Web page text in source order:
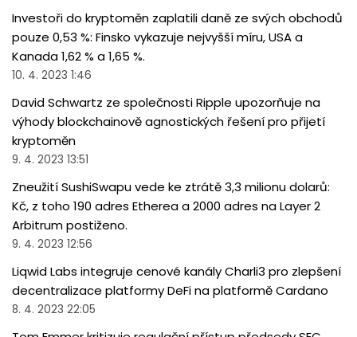
Investoři do kryptoměn zaplatili daně ze svých obchodů
pouze 0,53 %: Finsko vykazuje nejvyšší míru, USA a
Kanada 1,62 % a 1,65 %.
10. 4. 2023 1:46
David Schwartz ze společnosti Ripple upozorňuje na
výhody blockchainově agnostických řešení pro přijetí
kryptoměn
9. 4. 2023 13:51
Zneužití SushiSwapu vede ke ztrátě 3,3 milionu dolarů:
Kč, z toho 190 adres Etherea a 2000 adres na Layer 2
Arbitrum postiženo.
9. 4. 2023 12:56
Liqwid Labs integruje cenové kanály Charli3 pro zlepšení
decentralizace platformy DeFi na platformě Cardano
8. 4. 2023 22:05